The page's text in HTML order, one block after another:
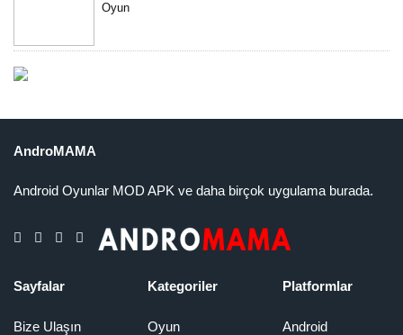
Oyun
AndroMAMA
Android Oyunlar MOD APK ve daha birçok uygulama burada.
Sayfalar
Bize Ulaşın
Kategoriler
Oyun
Platformlar
Android